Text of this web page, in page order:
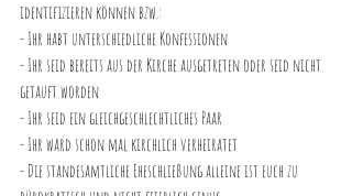
identifizieren können bzw.:
- Ihr habt unterschiedliche Konfessionen
- Ihr seid bereits aus der Kirche ausgetreten oder seid nicht
getauft worden
- Ihr seid ein gleichgeschlechtliches Paar
- Ihr ward schon mal kirchlich verheiratet
- Die standesamtliche Eheschließung alleine ist euch zu